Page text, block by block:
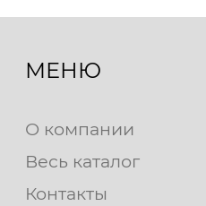
МЕНЮ
О компании
Весь каталог
Контакты